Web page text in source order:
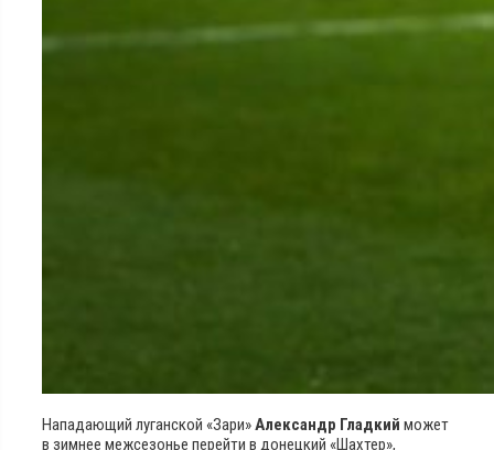
Нападающий луганской «Зари»Александр Гладкий может
в зимнее межсезонье перейти в донецкий «Шахтер»,